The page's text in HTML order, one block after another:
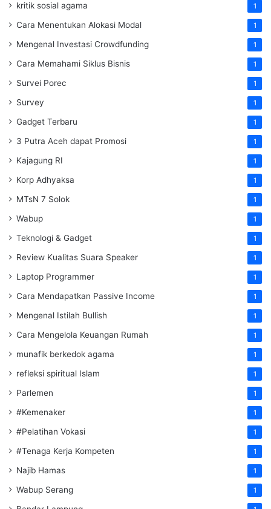
kritik sosial agama 1
Cara Menentukan Alokasi Modal 1
Mengenal Investasi Crowdfunding 1
Cara Memahami Siklus Bisnis 1
Survei Porec 1
Survey 1
Gadget Terbaru 1
3 Putra Aceh dapat Promosi 1
Kajagung RI 1
Korp Adhyaksa 1
MTsN 7 Solok 1
Wabup 1
Teknologi & Gadget 1
Review Kualitas Suara Speaker 1
Laptop Programmer 1
Cara Mendapatkan Passive Income 1
Mengenal Istilah Bullish 1
Cara Mengelola Keuangan Rumah 1
munafik berkedok agama 1
refleksi spiritual Islam 1
Parlemen 1
#Kemenaker 1
#Pelatihan Vokasi 1
#Tenaga Kerja Kompeten 1
Najib Hamas 1
Wabup Serang 1